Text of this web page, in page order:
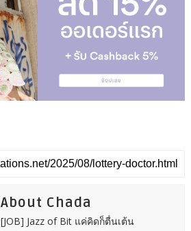
About Chada
[JOB] Jazz of Bit แค่คิดก็ตื่นเต้น